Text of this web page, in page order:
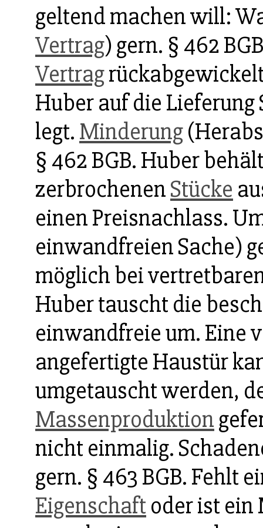
geltend machen will:
Vertrag) gern. § 462
Vertrag
Huber auf die
legt. Minderung
§ 462 BGB. Huber
zerbrochenenStücke
einen Preisnachlass.
einwandfreien Sache)
möglich bei
Huber tauscht die
einwandfreie um. Eine
angefertigte Haustür
umgetauscht werden,
Massenproduktion
nicht einmalig.
gern. § 463 BGB. Fehlt
Eigenschaft oder ist ein